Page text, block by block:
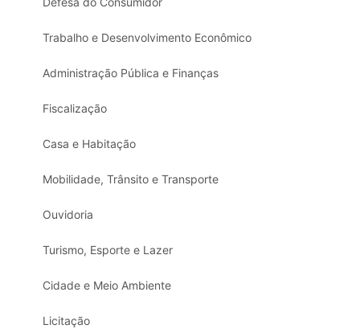
Trabalho e Desenvolvimento Econômico
Administração Pública e Finanças
Fiscalização
Casa e Habitação
Mobilidade, Trânsito e Transporte
Ouvidoria
Turismo, Esporte e Lazer
Cidade e Meio Ambiente
Licitação